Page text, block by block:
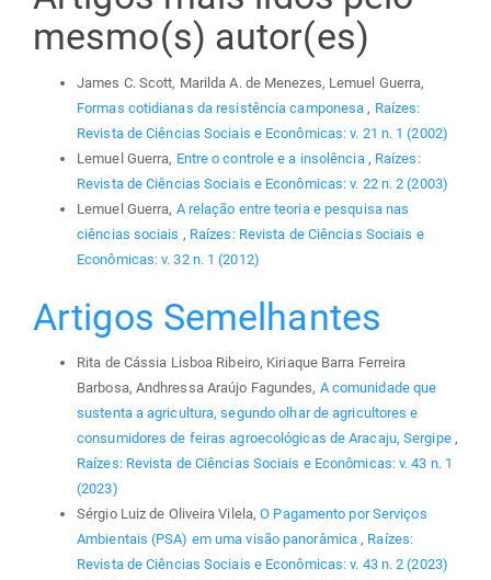
mesmo(s) autor(es)
James C. Scott, Marilda A. de Menezes, Lemuel Guerra,
Formas cotidianas da resistência camponesa , Raízes:
Revista de Ciências Sociais e Econômicas: v. 21 n. 1 (2002)
Lemuel Guerra, Entre o controle e a insolência , Raízes:
Revista de Ciências Sociais e Econômicas: v. 22 n. 2 (2003)
Lemuel Guerra, A relação entre teoria e pesquisa nas
ciências sociais , Raízes: Revista de Ciências Sociais e
Econômicas: v. 32 n. 1 (2012)
Artigos Semelhantes
Rita de Cássia Lisboa Ribeiro, Kiriaque Barra Ferreira
Barbosa, Andhressa Araújo Fagundes, A comunidade que
sustenta a agricultura, segundo olhar de agricultores e
consumidores de feiras agroecológicas de Aracaju, Sergipe ,
Raízes: Revista de Ciências Sociais e Econômicas: v. 43 n. 1
(2023)
Sérgio Luiz de Oliveira Vilela,O Pagamento por Serviços
Ambientais (PSA) em uma visão panorâmica, Raízes:
Revista de Ciências Sociais e Econômicas: v. 43 n. 2 (2023)